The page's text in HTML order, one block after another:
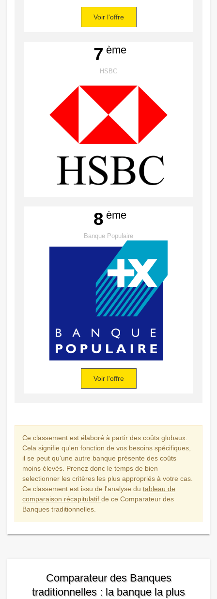
Voir l'offre
7ème
HSBC
8ème
Banque Populaire
Voir l'offre
Ce classement est élaboré à partir des coûts globaux.
Cela signifie qu'en fonction de vos besoins spécifiques,
il se peut qu'une autre banque présente des coûts
moins élevés. Prenez donc le temps de bien
selectionner les critères les plus appropriés à votre cas.
Ce classement est issu de l'analyse du tableau de
comparaison récapitulatif de ce Comparateur des
Banques traditionnelles.
Comparateur des Banques
traditionnelles : la banque la plus